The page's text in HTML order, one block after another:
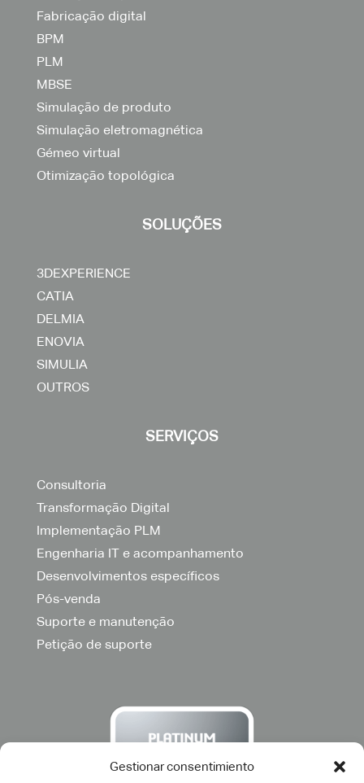
Gestionar consentimiento
Fabricação digital
BPM
PLM
MBSE
Simulação de produto
Simulação eletromagnética
Gémeo virtual
Otimização topológica
SOLUÇÕES
3DEXPERIENCE
CATIA
DELMIA
ENOVIA
SIMULIA
OUTROS
SERVIÇOS
Consultoria
Transformação Digital
Implementação PLM
Engenharia IT e acompanhamento
Desenvolvimentos específicos
Pós-venda
Suporte e manutenção
Petição de suporte